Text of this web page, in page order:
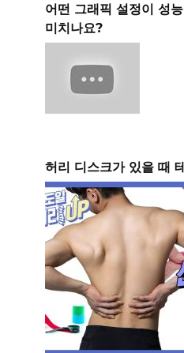
어떤 그래픽 설정이 성
미치나요?
허리 디스크가 있을 때